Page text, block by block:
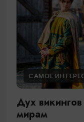
САМОЕ
Дух
мирам